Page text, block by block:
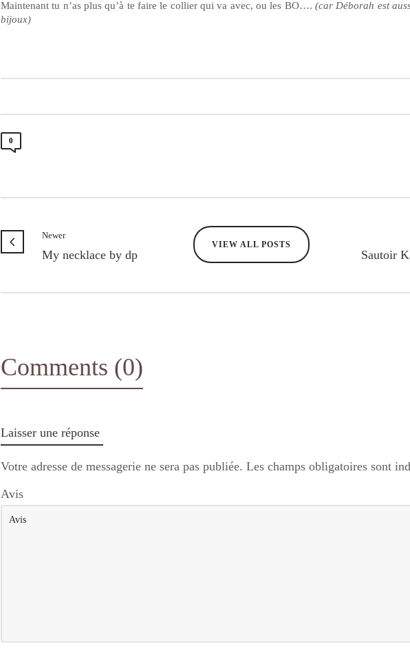
Maintenant tu n’as plus qu’à te faire le collier qui va avec, ou les BO….(car Déborah est
bijoux)
0
Newer
My necklace by dp
VIEW ALL POSTS
Sautoir
Comments (0)
Laisser une réponse
Votre adresse de messagerie ne sera pas publiée. Les champs obligatoires sont
Avis